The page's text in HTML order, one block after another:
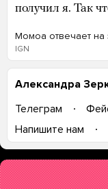
получил я. Так
Момоа отвечает
IGN
Александра
Телеграм
Напишите нам